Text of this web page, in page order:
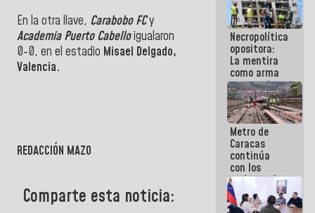
En la otra llave, Carabobo FCy
Academia Puerto Cabelloigualaron
0-0, en el estadio Misael Delgado,
Valencia.
REDACCIÓN MAZO
Comparte esta noticia:
porque lo
que haces
es
embarrarla
Necropolítica
opositora:
La mentira
como arma
contra el
Pueblo
Metro de
Caracas
continúa
con los
trabajos de
mantenimiento
e inspección